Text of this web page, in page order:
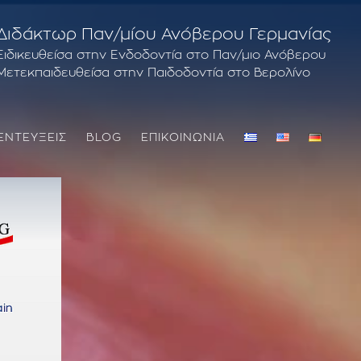
Παν/μίου Ανόβερου Γερμανίας
στην Ενδοδοντία στο Παν/μιο Ανόβερου
στην Παιδοδοντία στο Βερολίνο
BLOG ΕΠΙΚΟΙΝΩΝΙΑ